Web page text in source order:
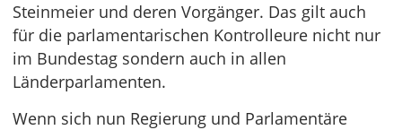
Steinmeier und deren Vorgänger. Das gilt auch
für die parlamentarischen Kontrolleure nicht nur
im Bundestag sondern auch in allen
Länderparlamenten.
Wenn sich nun Regierung und Parlamentäre